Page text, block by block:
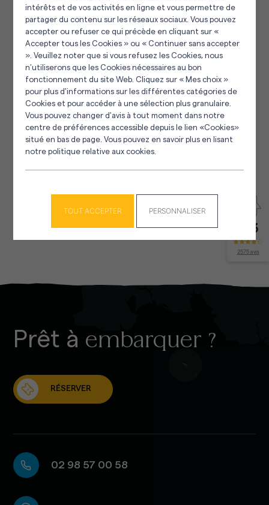
Panneau de gestion des cookies
intérêts et de vos activités en ligne et vous permettre de
partager du contenu sur les réseaux sociaux. Vous pouvez
accepter ou refuser ce qui précède en cliquant sur «
Accepter tous les Cookies » ou « Continuer sans accepter
». Veuillez noter que si vous refusez les Cookies, nous
n'utiliserons que les Cookies nécessaires au bon
fonctionnement du site Web. Cliquez sur « Mes choix »
pour plus d'informations sur les différentes catégories de
Cookies et pour accéder à une sélection plus granulaire.
Vous pouvez changer d'avis à tout moment dans notre
centre de préférences accessible depuis le lien «Cookies»
situé en bas de page. Vous pouvez en savoir plus en lisant
notre politique relative aux cookies.
TOUT ACCEPTER PERSONNALISER
4.3
2575 avis
Prêt à embarquer ?
RÉSERVER
02 98 57 00 58